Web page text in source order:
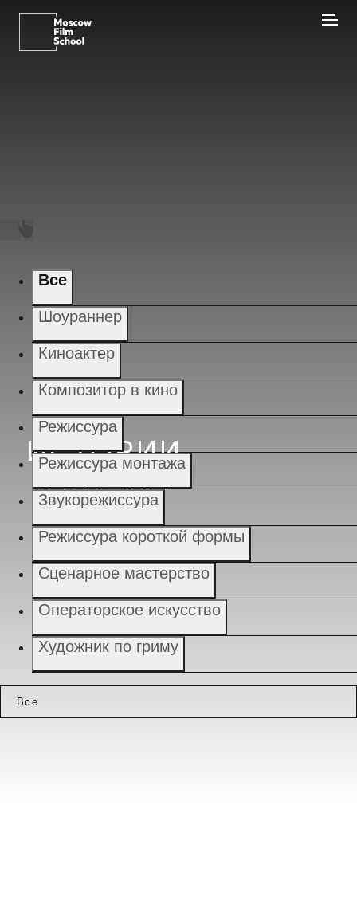
ИСТОРИИ
УСПЕХА
Все
Шоураннер
Киноактер
Композитор в кино
Режиссура
Режиссура монтажа
Звукорежиссура
Режиссура короткой формы
Сценарное мастерство
Операторское искусство
Художник по гриму